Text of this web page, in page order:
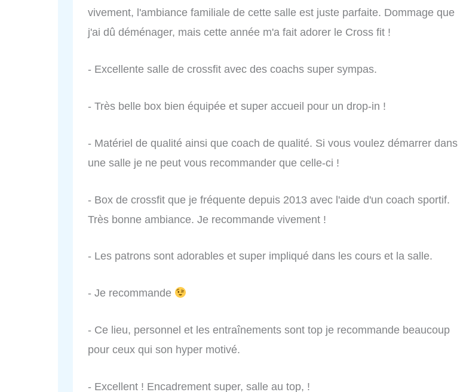
vivement, l'ambiance familiale de cette salle est juste parfaite. Dommage que
j'ai dû déménager, mais cette année m'a fait adorer le Cross fit !
- Excellente salle de crossfit avec des coachs super sympas.
- Très belle box bien équipée et super accueil pour un drop-in !
- Matériel de qualité ainsi que coach de qualité. Si vous voulez démarrer dans
une salle je ne peut vous recommander que celle-ci !
- Box de crossfit que je fréquente depuis 2013 avec l'aide d'un coach sportif.
Très bonne ambiance. Je recommande vivement !
- Les patrons sont adorables et super impliqué dans les cours et la salle.
- Je recommande
- Ce lieu, personnel et les entraînements sont top je recommande beaucoup
pour ceux qui son hyper motivé.
- Excellent ! Encadrement super, salle au top, !